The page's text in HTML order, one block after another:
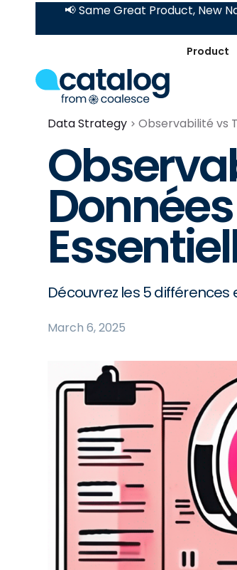
Product
📢 Same Great Product, New
Data Strategy Observabilité vs
Découvrez les 5
March 6, 2025